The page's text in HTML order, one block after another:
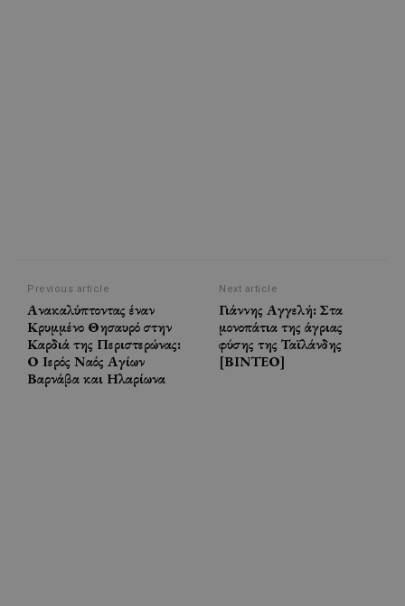
Previous article
Ανακαλύπτοντας έναν
Κρυμμένο Θησαυρό στην
Καρδιά της Περιστερώνας:
Ο Ιερός Ναός Αγίων
Βαρνάβα και Ηλαρίωνα
Next article
Γιάννης Αγγελή: Στα
μονοπάτια της άγριας
φύσης της Ταϊλάνδης
[ΒΙΝΤΕΟ]